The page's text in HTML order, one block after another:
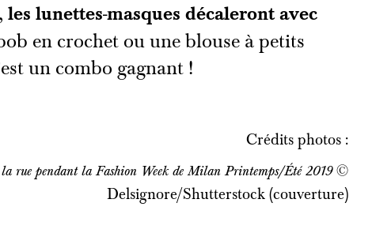
les lunettes-masques décaleront avec
en crochet ou une blouse à petits
un combo gagnant !
Crédits photos :
rue pendant la Fashion Week de Milan Printemps/Été 2019©
Delsignore/Shutterstock (couverture)